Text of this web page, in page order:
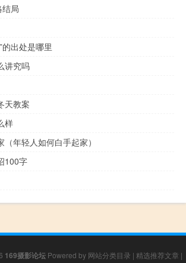
局
的出处是哪里
讲究吗
天教案
样
年轻人如何白手起家）
100字
169摄影论坛 Powered by 网站分类目录 | 精选推荐文章 |